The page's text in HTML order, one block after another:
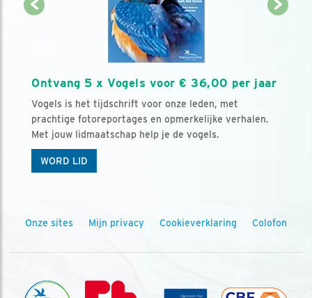
Ontvang 5 x Vogels voor € 36,00 per jaar
Vogels is het tijdschrift voor onze leden, met
prachtige fotoreportages en opmerkelijke verhalen.
Met jouw lidmaatschap help je de vogels.
WORD LID
Onze sites Mijn privacy Cookieverklaring Colofon